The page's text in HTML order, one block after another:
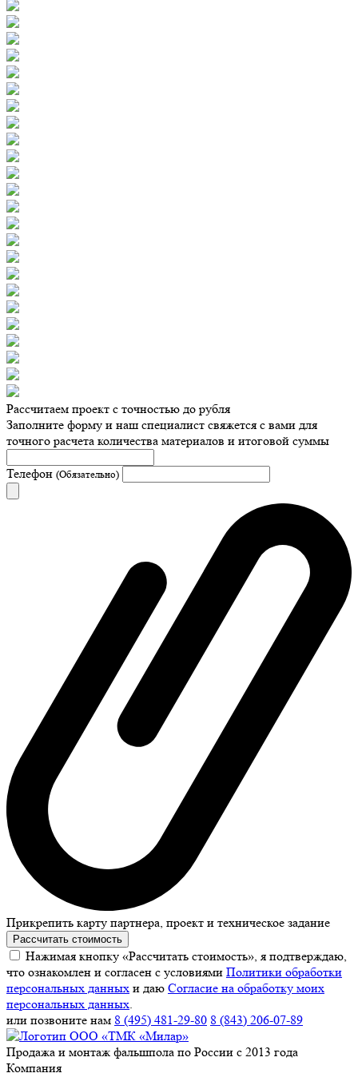
Рассчитаем проект с точностью до рубля
Заполните форму и наш специалист свяжется с вами для
точного расчета количества материалов и итоговой суммы
Телефон (Обязательно)
Прикрепить карту партнера, проект и техническое задание
Рассчитать стоимость
Нажимая кнопку «Рассчитать стоимость», я подтверждаю,
что ознакомлен и согласен с условиями Политики обработки
персональных данных и даю Согласие на обработку моих
персональных данных.
или позвоните нам 8 (495) 481-29-80 8 (843) 206-07-89
Продажа и монтаж фальшпола по России с 2013 года
Компания